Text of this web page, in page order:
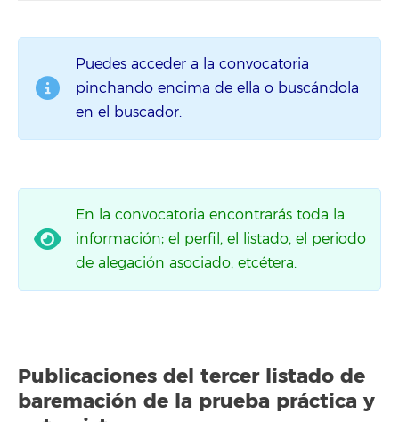
Puedes acceder a la convocatoria
pinchando encima de ella o buscándola
en el buscador.
En la convocatoria encontrarás toda la
información; el perfil, el listado, el periodo
de alegación asociado, etcétera.
Publicaciones del tercer listado de
baremación de la prueba práctica y